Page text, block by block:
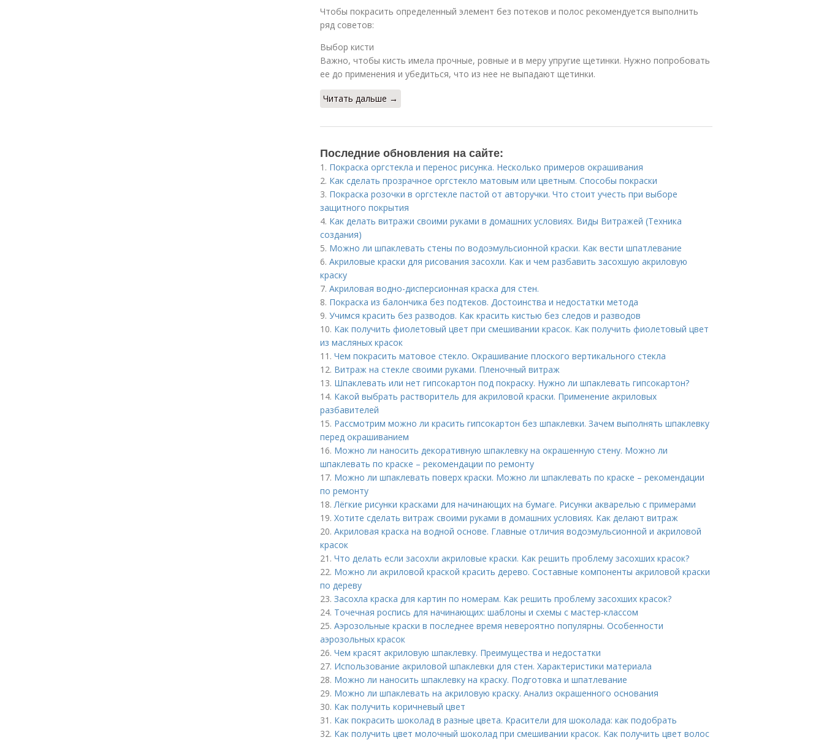
Чтобы покрасить определенный элемент без потеков и полос рекомендуется выполнить
ряд советов:
Выбор кисти
Важно, чтобы кисть имела прочные, ровные и в меру упругие щетинки. Нужно попробовать
ее до применения и убедиться, что из нее не выпадают щетинки.
Читать дальше →
Последние обновления на сайте:
1. Покраска оргстекла и перенос рисунка. Несколько примеров окрашивания
2. Как сделать прозрачное оргстекло матовым или цветным. Способы покраски
3. Покраска розочки в оргстекле пастой от авторучки. Что стоит учесть при выборе
защитного покрытия
4. Как делать витражи своими руками в домашних условиях. Виды Витражей (Техника
создания)
5. Можно ли шпаклевать стены по водоэмульсионной краски. Как вести шпатлевание
6. Акриловые краски для рисования засохли. Как и чем разбавить засохшую акриловую
краску
7. Акриловая водно-дисперсионная краска для стен.
8. Покраска из балончика без подтеков. Достоинства и недостатки метода
9. Учимся красить без разводов. Как красить кистью без следов и разводов
10. Как получить фиолетовый цвет при смешивании красок. Как получить фиолетовый цвет
из масляных красок
11. Чем покрасить матовое стекло. Окрашивание плоского вертикального стекла
12. Витраж на стекле своими руками. Пленочный витраж
13. Шпаклевать или нет гипсокартон под покраску. Нужно ли шпаклевать гипсокартон?
14. Какой выбрать растворитель для акриловой краски. Применение акриловых
разбавителей
15. Рассмотрим можно ли красить гипсокартон без шпаклевки. Зачем выполнять шпаклевку
перед окрашиванием
16. Можно ли наносить декоративную шпаклевку на окрашенную стену. Можно ли
шпаклевать по краске – рекомендации по ремонту
17. Можно ли шпаклевать поверх краски. Можно ли шпаклевать по краске – рекомендации
по ремонту
18.Лёгкие рисунки красками для начинающих на бумаге. Рисунки акварелью с примерами
19. Хотите сделать витраж своими руками в домашних условиях. Как делают витраж
20. Акриловая краска на водной основе. Главные отличия водоэмульсионной и акриловой
красок
21. Что делать если засохли акриловые краски. Как решить проблему засохших красок?
22. Можно ли акриловой краской красить дерево. Составные компоненты акриловой краски
по дереву
23. Засохла краска для картин по номерам. Как решить проблему засохших красок?
24. Точечная роспись для начинающих: шаблоны и схемы с мастер-классом
25. Аэрозольные краски в последнее время невероятно популярны. Особенности
аэрозольных красок
26. Чем красят акриловую шпаклевку. Преимущества и недостатки
27. Использование акриловой шпаклевки для стен. Характеристики материала
28. Можно ли наносить шпаклевку на краску. Подготовка и шпатлевание
29. Можно ли шпаклевать на акриловую краску. Анализ окрашенного основания
30. Как получить коричневый цвет
31. Как покрасить шоколад в разные цвета. Красители для шоколада: как подобрать
32. Как получить цвет молочный шоколад при смешивании красок. Как получить цвет волос